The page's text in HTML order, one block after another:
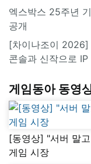
엑스박스 25주년
공개
[차이나조이 2026]
콘솔과 신작으로
게임동아 동영
[동영상] "서버 말
게임 시장